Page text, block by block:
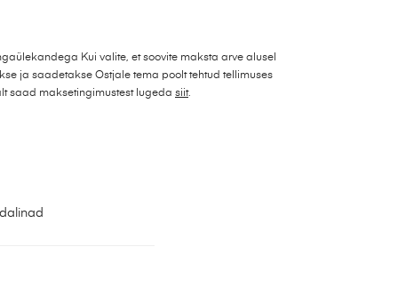
Kui valite, et soovite maksta arve alusel
ja saadetakse Ostjale tema poolt tehtud tellimuses
saad maksetingimustest lugeda siit.